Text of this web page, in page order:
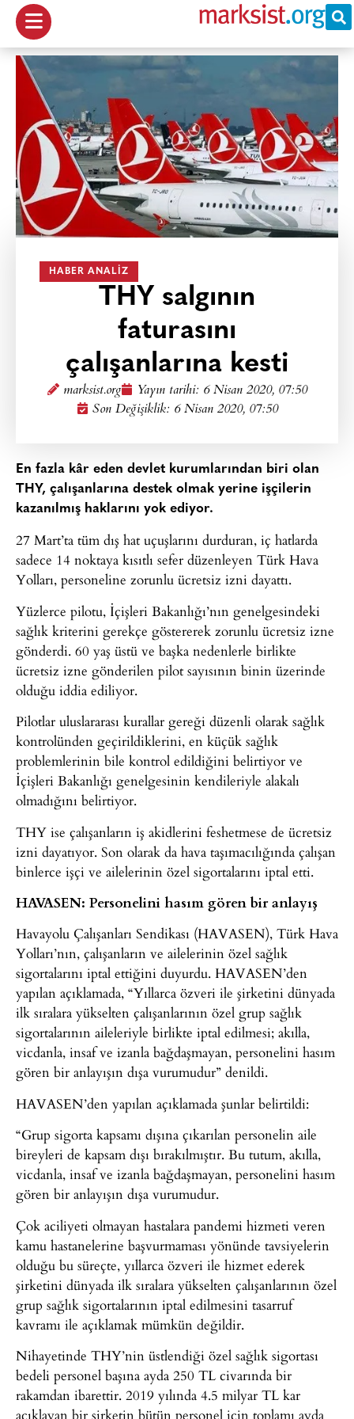
HABER ANALIZ
THY salgının
faturasını
çalışanlarına kesti
marksist.org Yayın tarihi: 6 Nisan 2020, 07:50
Son Değişiklik: 6 Nisan 2020, 07:50
En fazla kâr eden devlet kurumlarından biri olan
THY, çalışanlarına destek olmak yerine işçilerin
kazanılmış haklarını yok ediyor.
27 Mart’ta tüm dış hat uçuşlarını durduran, iç hatlarda
sadece 14 noktaya kısıtlı sefer düzenleyen Türk Hava
Yolları, personeline zorunlu ücretsiz izni dayattı.
Yüzlerce pilotu, İçişleri Bakanlığı’nın genelgesindeki
sağlık kriterini gerekçe göstererek zorunlu ücretsiz izne
gönderdi. 60 yaş üstü ve başka nedenlerle birlikte
ücretsiz izne gönderilen pilot sayısının binin üzerinde
olduğu iddia ediliyor.
Pilotlar uluslararası kurallar gereği düzenli olarak sağlık
kontrolünden geçirildiklerini, en küçük sağlık
problemlerinin bile kontrol edildiğini belirtiyor ve
İçişleri Bakanlığı genelgesinin kendileriyle alakalı
olmadığını belirtiyor.
THY ise çalışanların iş akidlerini feshetmese de ücretsiz
izni dayatıyor. Son olarak da hava taşımacılığında çalışan
binlerce işçi ve ailelerinin özel sigortalarını iptal etti.
HAVASEN: Personelini hasım gören bir anlayış
Havayolu Çalışanları Sendikası (HAVASEN), Türk Hava
Yolları’nın, çalışanların ve ailelerinin özel sağlık
sigortalarını iptal ettiğini duyurdu. HAVASEN’den
yapılan açıklamada, “Yıllarca özveri ile şirketini dünyada
ilk sıralara yükselten çalışanlarının özel grup sağlık
sigortalarının aileleriyle birlikte iptal edilmesi; akılla,
vicdanla, insaf ve izanla bağdaşmayan, personelini hasım
gören bir anlayışın dışa vurumudur” denildi.
HAVASEN’den yapılan açıklamada şunlar belirtildi:
“Grup sigorta kapsamı dışına çıkarılan personelin aile
bireyleri de kapsam dışı bırakılmıştır. Bu tutum, akılla,
vicdanla, insaf ve izanla bağdaşmayan, personelini hasım
gören bir anlayışın dışa vurumudur.
Çok aciliyeti olmayan hastalara pandemi hizmeti veren
kamu hastanelerine başvurmaması yönünde tavsiyelerin
olduğu bu süreçte, yıllarca özveri ile hizmet ederek
şirketini dünyada ilk sıralara yükselten çalışanlarının özel
grup sağlık sigortalarının iptal edilmesini tasarruf
kavramı ile açıklamak mümkün değildir.
Nihayetinde THY’nin üstlendiği özel sağlık sigortası
bedeli personel başına ayda 250 TL civarında bir
rakamdan ibarettir. 2019 yılında 4.5 milyar TL kar
açıklayan bir şirketin bütün personel için toplamı ayda